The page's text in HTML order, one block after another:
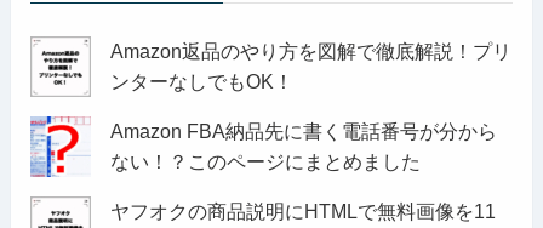
Amazon返品のやり方を図解で徹底解説！プリ
ンターなしでもOK！
Amazon FBA納品先に書く電話番号が分から
ない！？このページにまとめました
ヤフオクの商品説明にHTMLで無料画像を11